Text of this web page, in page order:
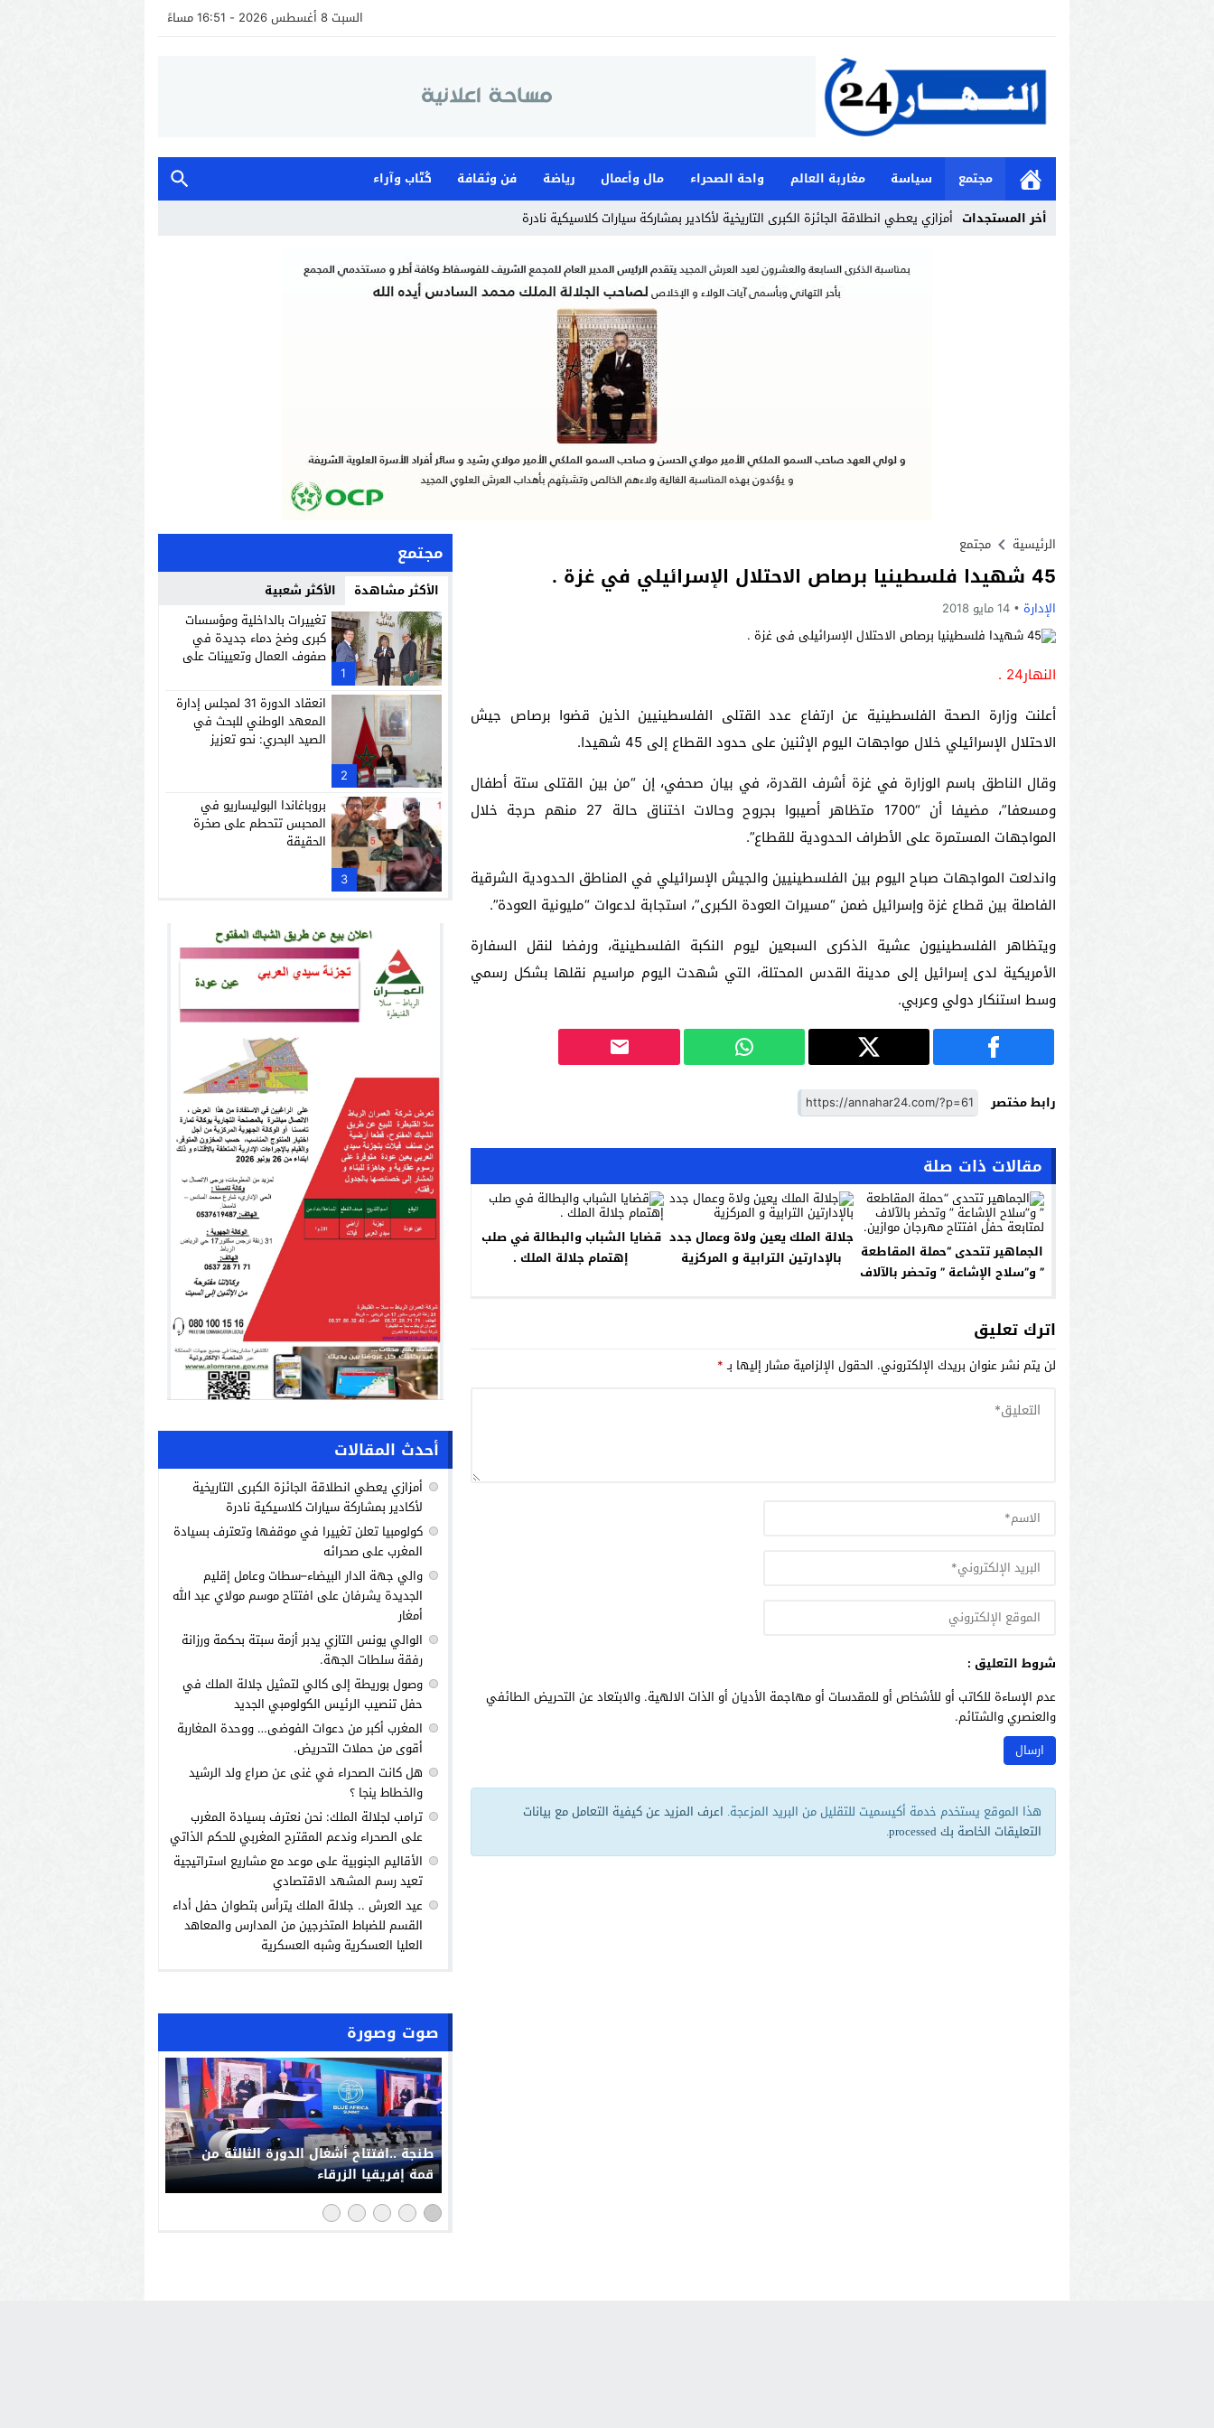
السبت 8 أغسطس 2026 - 16:51 مساءً
مجتمع سياسة مغاربة العالم واحة الصحراء مال وأعمال رياضة فن وثقافة
كُتّاب وآراء
أخر المستجدات أمزازي يعطي انطلاقة الجائزة الكبرى التاريخية لأكادير بمشاركة سيارات كلاسيكية نادرة
الرئيسية مجتمع
45 شهيدا فلسطينيا برصاص الاحتلال الإسرائيلي في غزة .
الإدارة 14 مايو 2018
النهار24 .
أعلنت وزارة الصحة الفلسطينية عن ارتفاع عدد القتلى الفلسطينيين الذين قضوا برصاص جيش
الاحتلال الإسرائيلي خلال مواجهات اليوم الإثنين على حدود القطاع إلى 45 شهيدا.
وقال الناطق باسم الوزارة في غزة أشرف القدرة، في بيان صحفي، إن “من بين القتلى ستة أطفال
ومسعفا”، مضيفا أن “1700 متظاهر أصيبوا بجروح وحالات اختناق حالة 27 منهم حرجة خلال
المواجهات المستمرة على الأطراف الحدودية للقطاع”.
واندلعت المواجهات صباح اليوم بين الفلسطينيين والجيش الإسرائيلي في المناطق الحدودية الشرقية
الفاصلة بين قطاع غزة وإسرائيل ضمن “مسيرات العودة الكبرى”، استجابة لدعوات “مليونية العودة”.
ويتظاهر الفلسطينيون عشية الذكرى السبعين ليوم النكبة الفلسطينية، ورفضا لنقل السفارة
الأمريكية لدى إسرائيل إلى مدينة القدس المحتلة، التي شهدت اليوم مراسيم نقلها بشكل رسمي
وسط استنكار دولي وعربي.
رابط مختصر
مقالات ذات صلة
الجماهير تتحدى “حملة المقاطعة
” و”سلاح الإشاعة ” وتحضر بالآلاف
جلالة الملك يعين ولاة وعمال جدد
بالإدارتين الترابية و المركزية
قضايا الشباب والبطالة في صلب
إهتمام جلالة الملك .
اترك تعليق
لن يتم نشر عنوان بريدك الإلكتروني. الحقول الإلزامية مشار إليها بـ*
شروط التعليق :
عدم الإساءة للكاتب أو للأشخاص أو للمقدسات أو مهاجمة الأديان أو الذات الالهية. والابتعاد عن التحريض الطائفي
والعنصري والشتائم.
هذا الموقع يستخدم خدمة أكيسميت للتقليل من البريد المزعجة. اعرف المزيد عن كيفية التعامل مع بيانات
التعليقات الخاصة بك processed
.
مجتمع
الأكثر مشاهدة الأكثر شعبية
1
تغييرات بالداخلية ومؤسسات
كبرى وضخ دماء جديدة في
صفوف العمال وتعيينات على
2
انعقاد الدورة 31 لمجلس إدارة
المعهد الوطني للبحث في
الصيد البحري: نحو تعزيز
3
بروباغاندا البوليساريو في
المحبس تتحطم على صخرة
الحقيقة
صوت وصورة
حملة “فخورون_بملكنا” تجتاح مواقع
التواصل بالمغرب: رد حضاري على حملات
التشويش الإعلامي
أحدث المقالات
أمزازي يعطي انطلاقة الجائزة الكبرى التاريخية
لأكادير بمشاركة سيارات كلاسيكية نادرة
كولومبيا تعلن تغييرا في موقفها وتعترف بسيادة
المغرب على صحرائه
والي جهة الدار البيضاء–سطات وعامل إقليم
الجديدة يشرفان على افتتاح موسم مولاي عبد الله
أمغار
الوالي يونس التازي يدبر أزمة سبتة بحكمة ورزانة
رفقة سلطات الجهة.
وصول بوريطة إلى كالي لتمثيل جلالة الملك في
حفل تنصيب الرئيس الكولومبي الجديد
المغرب أكبر من دعوات الفوضى… ووحدة المغاربة
أقوى من حملات التحريض.
هل كانت الصحراء في غنى عن صراع ولد الرشيد
والخطاط ينجا ؟
ترامب لجلالة الملك: نحن نعترف بسيادة المغرب
على الصحراء وندعم المقترح المغربي للحكم الذاتي
الأقاليم الجنوبية على موعد مع مشاريع استراتيجية
تعيد رسم المشهد الاقتصادي
عيد العرش .. جلالة الملك يترأس بتطوان حفل أداء
القسم للضباط المتخرجين من المدارس والمعاهد
العليا العسكرية وشبه العسكرية